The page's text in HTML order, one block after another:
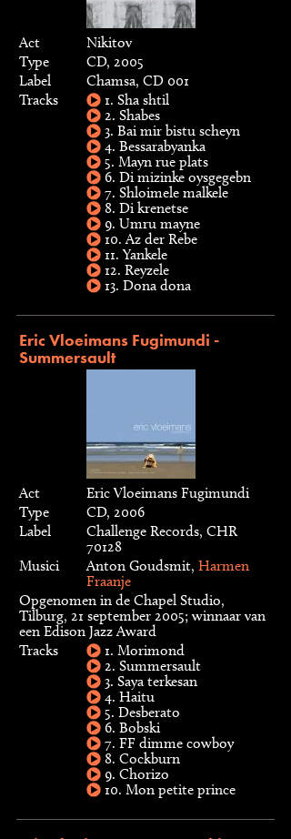
Act
Nikitov
Type
CD, 2005
Label
Chamsa, CD 001
Tracks
1. Sha shtil
2. Shabes
3. Bai mir bistu scheyn
4. Bessarabyanka
5. Mayn rue plats
6. Di mizinke oysgegebn
7. Shloimele malkele
8. Di krenetse
9. Umru mayne
10. Az der Rebe
11. Yankele
12. Reyzele
13. Dona dona
Eric Vloeimans Fugimundi -
Summersault
Act
Eric Vloeimans Fugimundi
Type
CD, 2006
Label
Challenge Records, CHR
70128
Musici
Anton Goudsmit, Harmen
Fraanje
Opgenomen in de Chapel Studio,
Tilburg, 21 september 2005; winnaar van
een Edison Jazz Award
Tracks
1. Morimond
2. Summersault
3. Saya terkesan
4. Haitu
5. Desberato
6. Bobski
7. FF dimme cowboy
8. Cockburn
9. Chorizo
10. Mon petite prince